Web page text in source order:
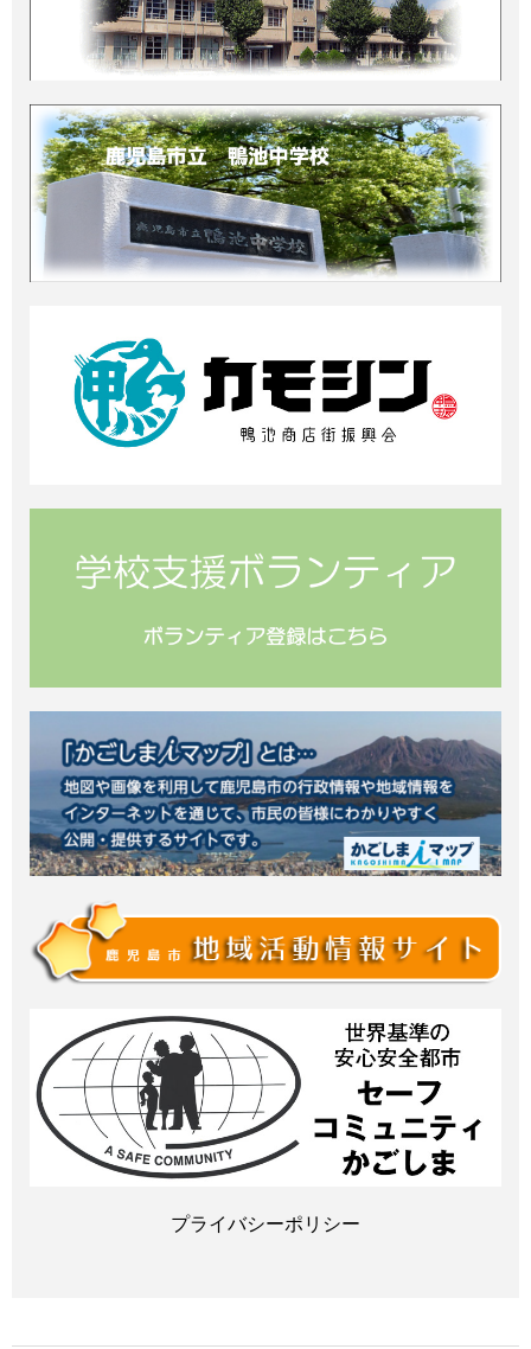
プライバシーポリシー